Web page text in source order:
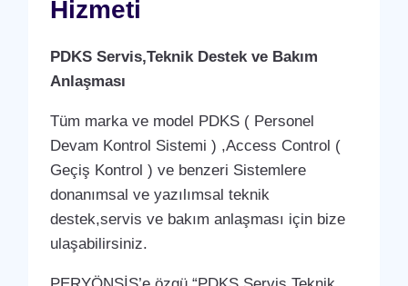
Hizmeti
PDKS Servis,Teknik Destek ve Bakım
Anlaşması
Tüm marka ve model PDKS ( Personel
Devam Kontrol Sistemi ) ,Access Control (
Geçiş Kontrol ) ve benzeri Sistemlere
donanımsal ve yazılımsal teknik
destek,servis ve bakım anlaşması için bize
ulaşabilirsiniz.